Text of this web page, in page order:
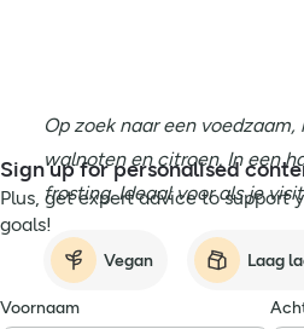
Op zoek naar een
walnoten en citroen. In een
frosting. Ideaal voor als je
Vegan Laag
Sign up for personalised
Plus, get expert advice to support
goals!
Voornaam